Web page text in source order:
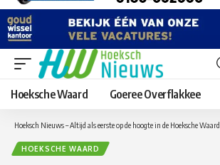
Hoeksche Waard Goeree Overflakkee
Hoeksch Nieuws – Altijd als eerste op de hoogte in de Hoeksche Waard
HOEKSCHE WAARD